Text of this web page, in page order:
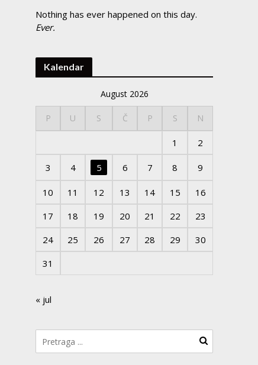
Nothing has ever happened on this day.
Ever.
Kalendar
August 2026
P U S Č P S N
1 2
3 4 5 6 7 8 9
10 11 12 13 14 15
16
17
18 19 20 21 22
23
24
25 26 27 28 29
30
31
« jul